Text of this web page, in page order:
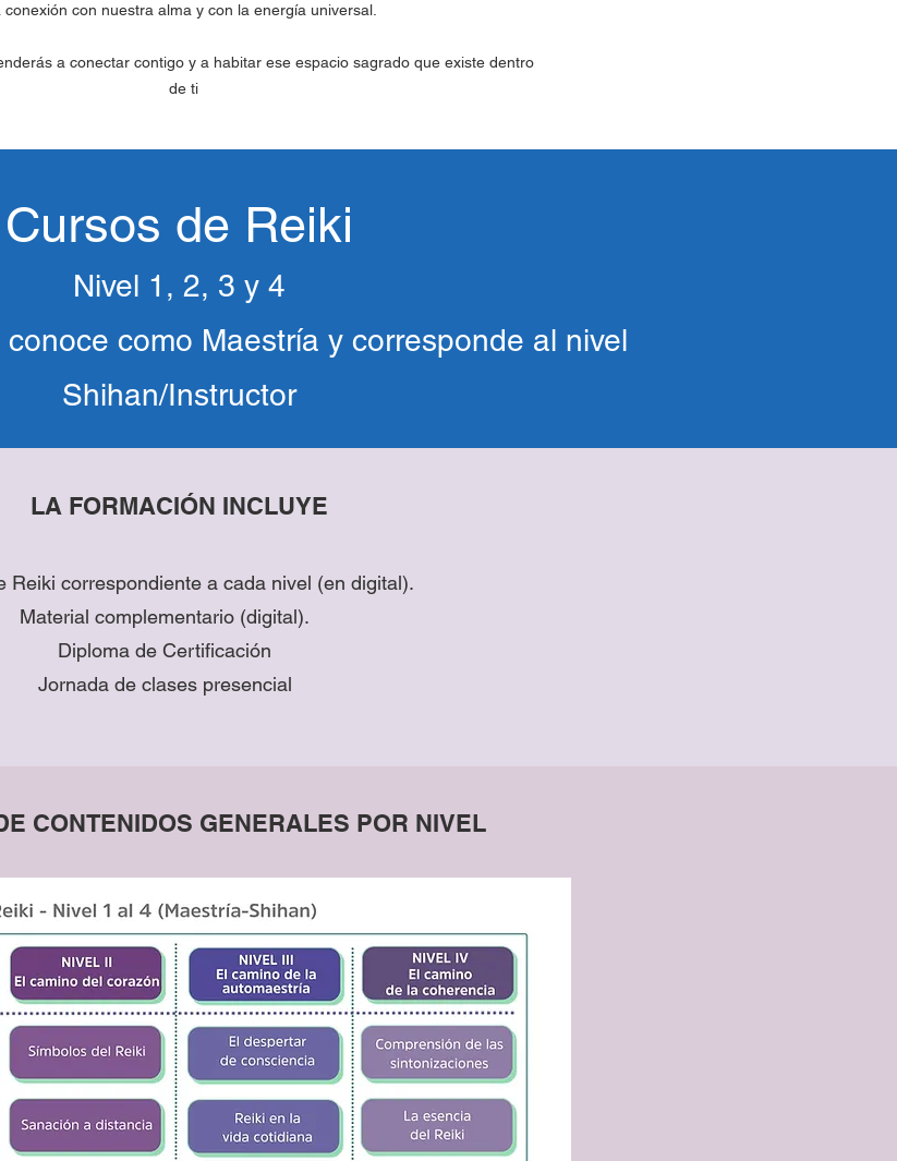
conexión con nuestra alma y con la energía universal.
a conectar contigo y a habitar ese espacio sagrado que existe dentro
de ti
Cursos de Reiki
Nivel 1, 2, 3 y 4
como Maestría y corresponde al nivel
Shihan/Instructor
LA FORMACIÓN INCLUYE
Reiki correspondiente a cada nivel (en digital).
Material complementario (digital).
Diploma de Certificación
Jornada de clases presencial
CONTENIDOS GENERALES POR NIVEL